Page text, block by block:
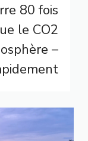
80 fois
le CO2
–